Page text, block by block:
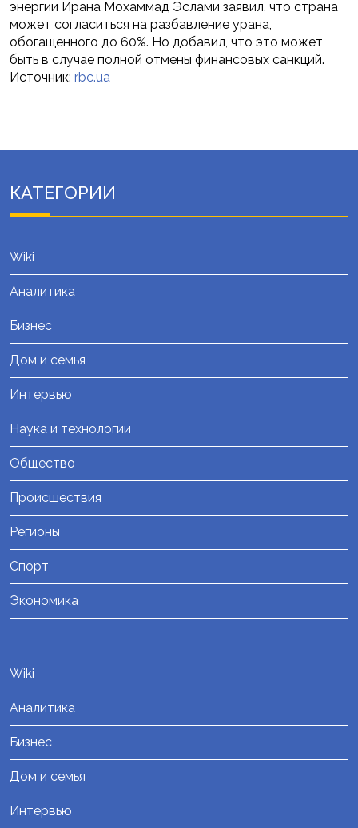
энергии Ирана Мохаммад Эслами заявил, что страна
может согласиться на разбавление урана,
обогащенного до 60%. Но добавил, что это может
быть в случае полной отмены финансовых санкций.
Источник: rbc.ua
КАТЕГОРИИ
Wiki
Аналитика
Бизнес
Дом и семья
Интервью
Наука и технологии
Общество
Происшествия
Регионы
Спорт
Экономика
Wiki
Аналитика
Бизнес
Дом и семья
Интервью